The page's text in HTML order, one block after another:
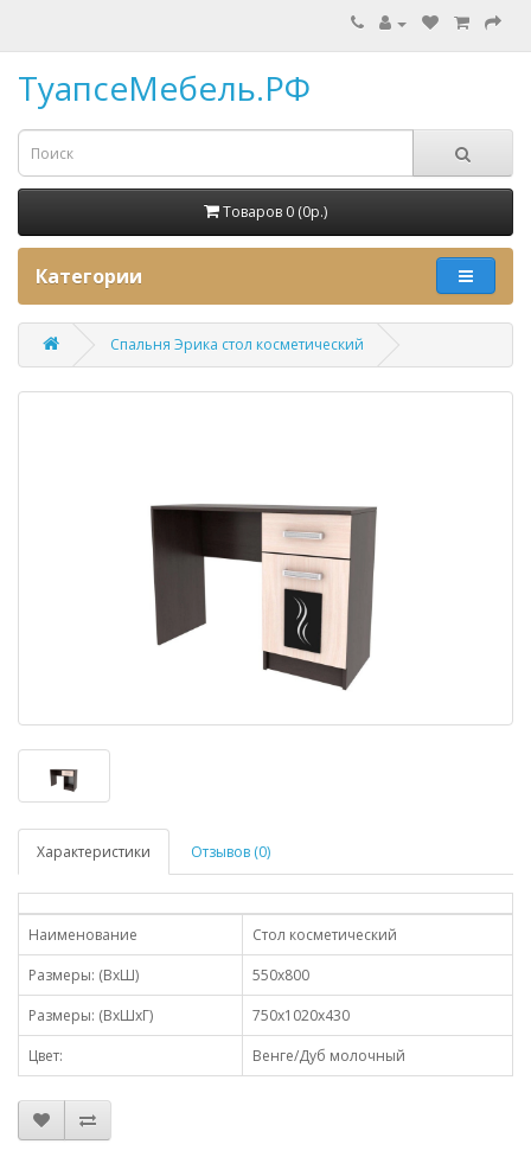
ТуапсеМебель.РФ
Товаров 0 (0p.)
Категории
Спальня Эрика стол косметический
Характеристики Отзывов (0)
Наименование
Стол косметический
Размеры: (ВхШ)
550х800
Размеры: (ВхШхГ)
750х1020х430
Цвет:
Венге/Дуб молочный